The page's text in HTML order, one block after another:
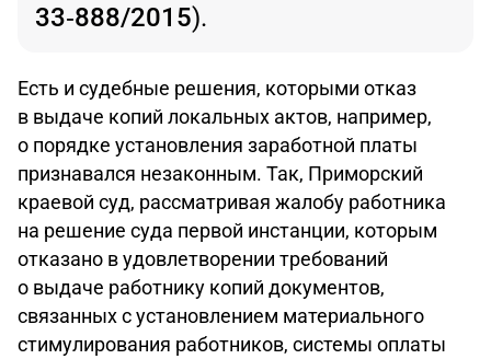
33‑888/2015).
Есть и судебные решения, которыми отказ
в выдаче копий локальных актов, например,
о порядке установления заработной платы
признавался незаконным. Так, Приморский
краевой суд, рассматривая жалобу работника
на решение суда первой инстанции, которым
отказано в удовлетворении требований
о выдаче работнику копий документов,
связанных с установлением материального
стимулирования работников, системы оплаты